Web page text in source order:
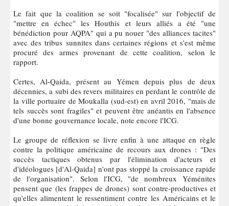
Le fait que la coalition se soit "focalisée" sur l'objectif de
"mettre en échec" les Houthis et leurs alliés a été "une
bénédiction pour AQPA" qui a pu nouer "des alliances tacites"
avec des tribus sunnites dans certaines régions et s'est même
procuré des armes provenant de cette coalition, selon le
rapport.
Certes, Al-Qaida, présent au Yémen depuis plus de deux
décennies, a subi des revers militaires en perdant le contrôle de
la ville portuaire de Moukalla (sud-est) en avril 2016, "mais de
tels succès sont fragiles" et peuvent être anéantis en l'absence
d'une bonne gouvernance locale, note encore l'ICG.
Le groupe de réflexion se livre enfin à une attaque en règle
contre la politique américaine de recours aux drones : "Des
succès tactiques obtenus par l'élimination d'acteurs et
d'idéologues [d'Al-Qaida] n'ont pas stoppé la croissance rapide
de l'organisation". Selon l'ICG, "de nombreux Yéménites
pensent que (les frappes de drones) sont contre-productives et
qu'elles alimentent le ressentiment contre les Américains et le